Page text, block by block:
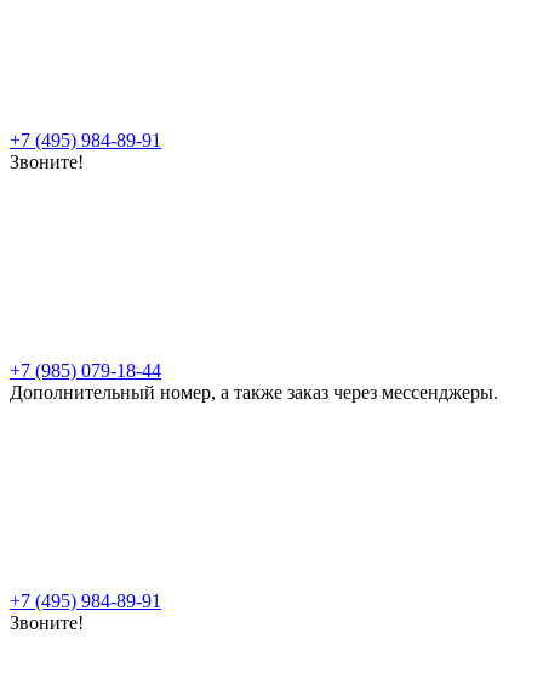
+7 (495) 984-89-91
Звоните!
+7 (985) 079-18-44
Дополнительный номер, а также заказ через мессенджеры.
+7 (495) 984-89-91
Звоните!